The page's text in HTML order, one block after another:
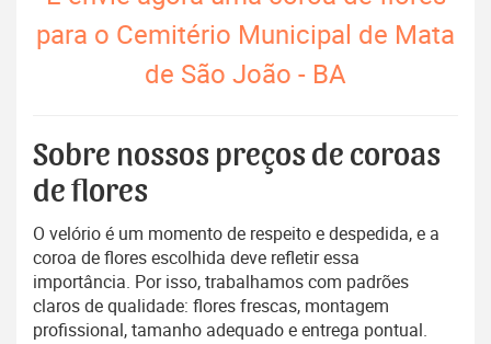
para o Cemitério Municipal de Mata
de São João - BA
Sobre nossos preços de coroas
de flores
O velório é um momento de respeito e despedida, e a
coroa de flores escolhida deve refletir essa
importância. Por isso, trabalhamos com padrões
claros de qualidade: flores frescas, montagem
profissional, tamanho adequado e entrega pontual.